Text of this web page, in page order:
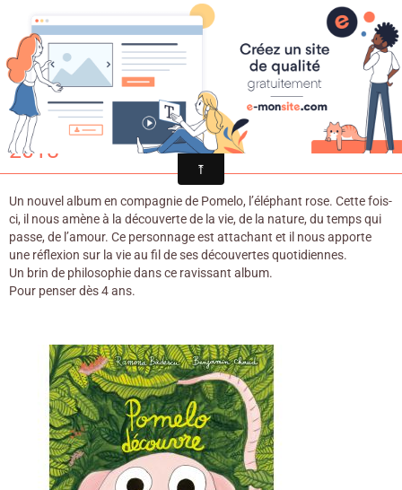
Croqu'livre
Pomelo découvre / Ramona Badescu
& Benjamin Chaud. - Albin Michel,
2018
Un nouvel album en compagnie de Pomelo, l’éléphant rose. Cette fois-
ci, il nous amène à la découverte de la vie, de la nature, du temps qui
passe, de l’amour. Ce personnage est attachant et il nous apporte
une réflexion sur la vie au fil de ses découvertes quotidiennes.
Un brin de philosophie dans ce ravissant album.
Pour penser dès 4 ans.